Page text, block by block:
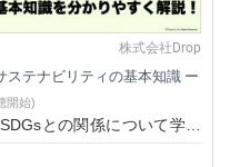
株式会社Drop
テナビリティの基本知識 ー
開始)
との関係について学べ